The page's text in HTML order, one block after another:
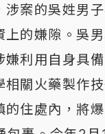
涉案的吳姓男
上的嫌隙。吳
利用自身具備
相關火藥製作
的住處內，將